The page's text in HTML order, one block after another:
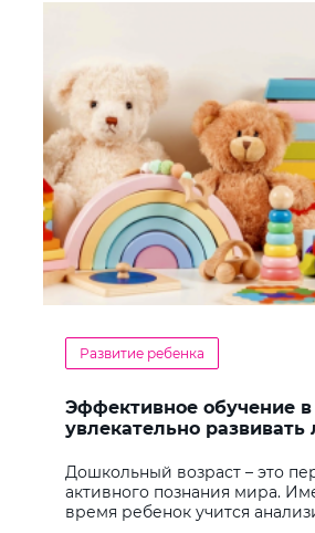
Развитие ребенка
Эффективное обучение в
увлекательно развивать
Дошкольный возраст – это
активного познания мира.
время ребенок учится